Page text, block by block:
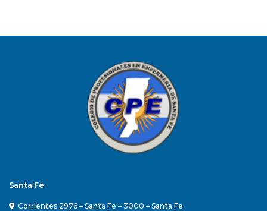
Santa Fe
Corrientes 2976 – Santa Fe – 3000 – Santa Fe